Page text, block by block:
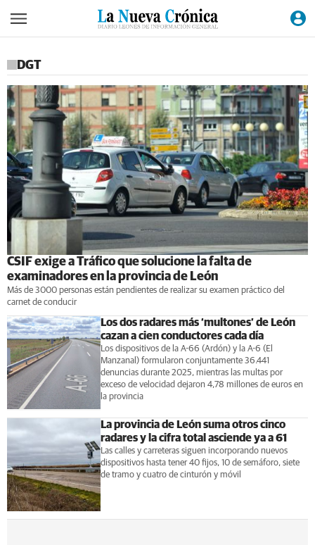
DGT
CSIF exige a Tráfico que solucione la falta de
examinadores en la provincia de León
Más de 3000 personas están pendientes de realizar su examen práctico del
carnet de conducir
Los dos radares más ‘multones’ de León
cazan a cien conductores cada día
Los dispositivos de la A-66 (Ardón) y la A-6 (El
Manzanal) formularon conjuntamente 36.441
denuncias durante 2025, mientras las multas por
exceso de velocidad dejaron 4,78 millones de euros en
la provincia
La provincia de León suma otros cinco
radares y la cifra total asciende ya a 61
Las calles y carreteras siguen incorporando nuevos
dispositivos hasta tener 40 fijos, 10 de semáforo, siete
de tramo y cuatro de cinturón y móvil